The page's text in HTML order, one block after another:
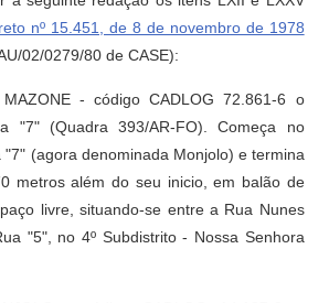
nº 15.451, de 8 de novembro de 1978
02/0279/80 de CASE):
- código CADLOG 72.861-6 o
"7" (Quadra 393/AR-FO). Começa no
"7" (agora denominada Monjolo) e termina
metros além do seu inicio, em balão de
livre, situando-se entre a Rua Nunes
"5", no 4º Subdistrito - Nossa Senhora